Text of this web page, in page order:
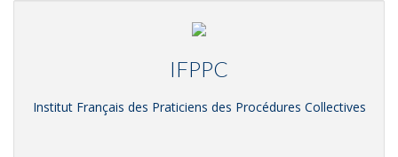
IFPPC
Institut Français des Praticiens des Procédures Collectives